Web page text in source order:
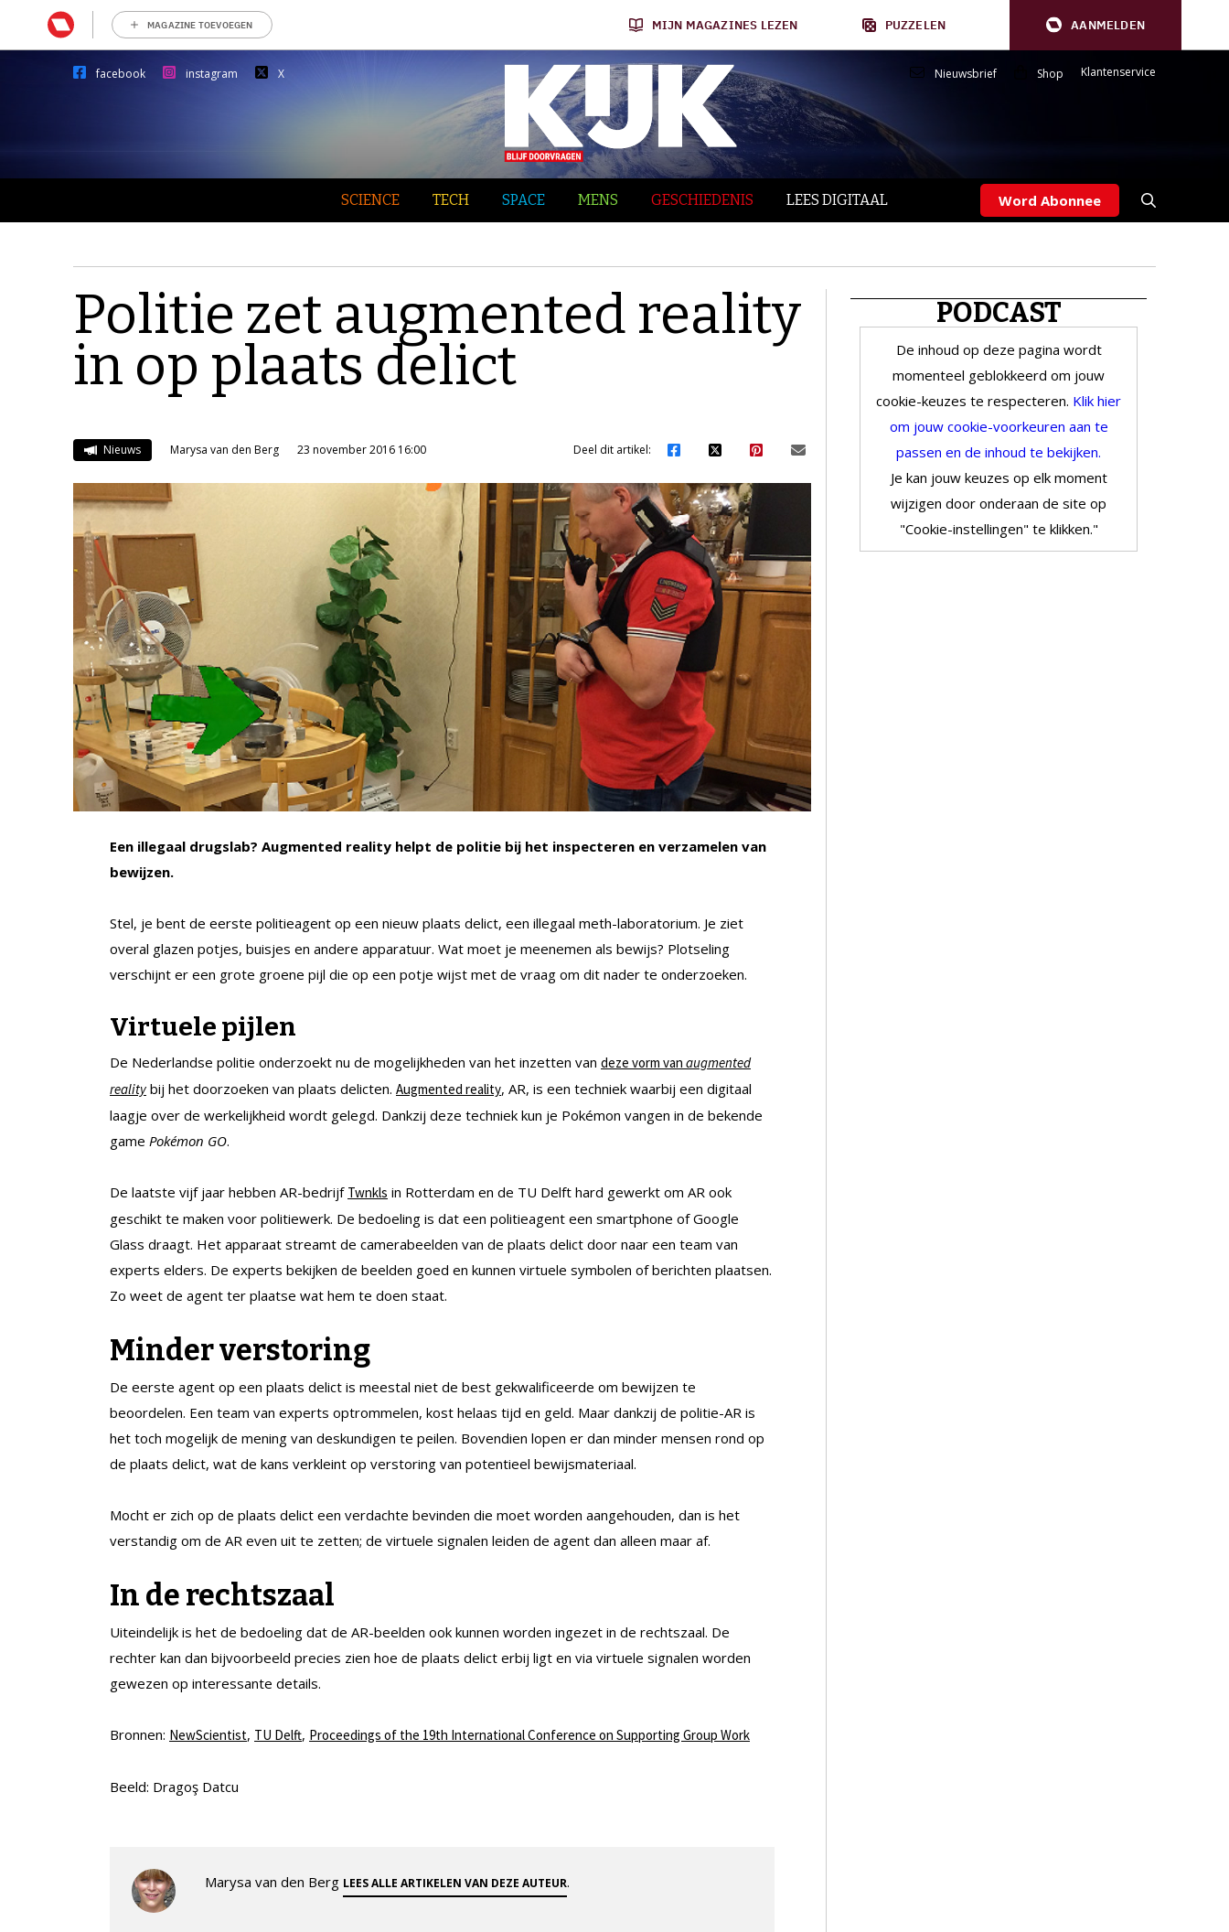
MAGAZINE TOEVOEGEN MIJN MAGAZINES LEZEN PUZZELEN AANMELDEN
facebook instagram X Nieuwsbrief Shop Klantenservice
SCIENCE TECH SPACE MENS GESCHIEDENIS LEES DIGITAAL Word Abonnee
Politie zet augmented reality
in op plaats delict
Nieuws Marysa van den Berg 23 november 2016 16:00 Deel dit artikel:
Een illegaal drugslab? Augmented reality helpt de politie bij het inspecteren en verzamelen van
bewijzen.
Stel, je bent de eerste politieagent op een nieuw plaats delict, een illegaal meth-laboratorium. Je ziet
overal glazen potjes, buisjes en andere apparatuur. Wat moet je meenemen als bewijs? Plotseling
verschijnt er een grote groene pijl die op een potje wijst met de vraag om dit nader te onderzoeken.
Virtuele pijlen
De Nederlandse politie onderzoekt nu de mogelijkheden van het inzetten van deze vorm van augmented
reality bij het doorzoeken van plaats delicten. Augmented reality, AR, is een techniek waarbij een digitaal
laagje over de werkelijkheid wordt gelegd. Dankzij deze techniek kun je Pokémon vangen in de bekende
game Pokémon GO.
De laatste vijf jaar hebben AR-bedrijf Twnkls in Rotterdam en de TU Delft hard gewerkt om AR ook
geschikt te maken voor politiewerk. De bedoeling is dat een politieagent een smartphone of Google
Glass draagt. Het apparaat streamt de camerabeelden van de plaats delict door naar een team van
experts elders. De experts bekijken de beelden goed en kunnen virtuele symbolen of berichten plaatsen.
Zo weet de agent ter plaatse wat hem te doen staat.
Minder verstoring
De eerste agent op een plaats delict is meestal niet de best gekwalificeerde om bewijzen te
beoordelen. Een team van experts optrommelen, kost helaas tijd en geld. Maar dankzij de politie-AR is
het toch mogelijk de mening van deskundigen te peilen. Bovendien lopen er dan minder mensen rond op
de plaats delict, wat de kans verkleint op verstoring van potentieel bewijsmateriaal.
Mocht er zich op de plaats delict een verdachte bevinden die moet worden aangehouden, dan is het
verstandig om de AR even uit te zetten; de virtuele signalen leiden de agent dan alleen maar af.
In de rechtszaal
Uiteindelijk is het de bedoeling dat de AR-beelden ook kunnen worden ingezet in de rechtszaal. De
rechter kan dan bijvoorbeeld precies zien hoe de plaats delict erbij ligt en via virtuele signalen worden
gewezen op interessante details.
Bronnen: NewScientist, TU Delft, Proceedings of the 19th International Conference on Supporting Group Work
Beeld: Dragoş Datcu
Marysa van den Berg LEES ALLE ARTIKELEN VAN DEZE AUTEUR.
PODCAST
De inhoud op deze pagina wordt
momenteel geblokkeerd om jouw
cookie-keuzes te respecteren. Klik hier
om jouw cookie-voorkeuren aan te
passen en de inhoud te bekijken.
Je kan jouw keuzes op elk moment
wijzigen door onderaan de site op
"Cookie-instellingen" te klikken."